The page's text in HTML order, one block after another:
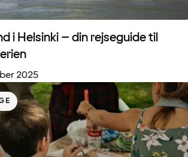
i Helsinki – din rejseguide til
2025